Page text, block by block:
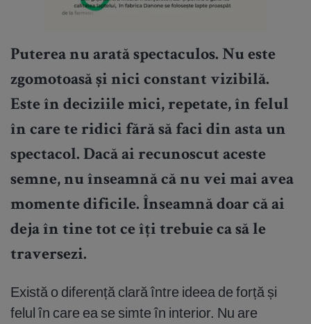
Puterea nu arată spectaculos. Nu este
zgomotoasă și nici constant vizibilă.
Este în deciziile mici, repetate, în felul
în care te ridici fără să faci din asta un
spectacol. Dacă ai recunoscut aceste
semne, nu înseamnă că nu vei mai avea
momente dificile. Înseamnă doar că ai
deja în tine tot ce îți trebuie ca să le
traversezi.
Există o diferență clară între ideea de forță și
felul în care ea se simte în interior. Nu are